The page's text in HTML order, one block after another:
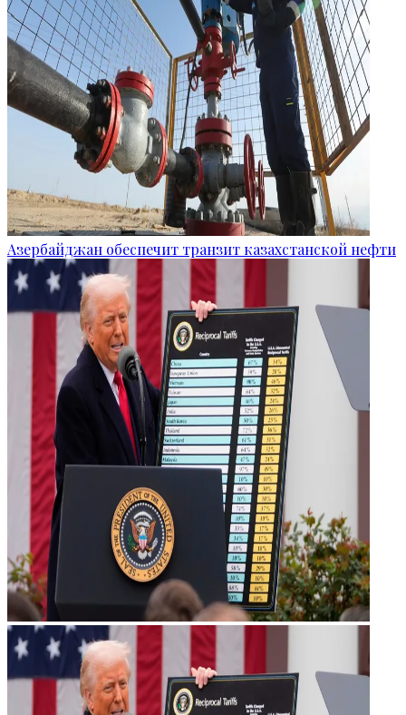
Азербайджан обеспечит транзит казахстанской нефти